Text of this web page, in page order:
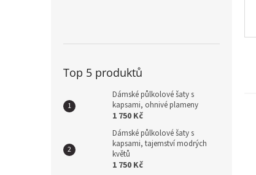
Top 5 produktů
Dámské půlkolové šaty s
kapsami, ohnivé plameny
1 750 Kč
Dámské půlkolové šaty s
kapsami, tajemství modrých
květů
1 750 Kč